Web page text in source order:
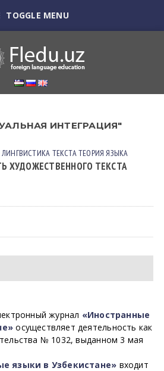
TOGGLE MENU
ИНТЕГРАЦИЯ"
ЛИНГВИСТИКА ТЕКСТАТЕОРИЯ ЯЗЫКА
ХУДОЖЕСТВЕННОГО ТЕКСТА
журнал «Иностранные
осуществляет деятельность как
№ 1032, выданном 3 мая
языки в Узбекистане» входит